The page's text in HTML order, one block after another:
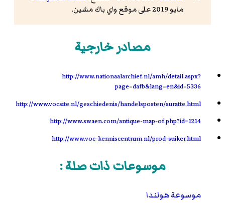
مايو 2019 على موقع واي باك مشين.
مصادر خارجية
http://www.nationaalarchief.nl/amh/detail.aspx?
page=dafb&lang=en&id=5336
http://www.vocsite.nl/geschiedenis/handelsposten/suratte.html
http://www.swaen.com/antique-map-of.php?id=1214
http://www.voc-kenniscentrum.nl/prod-suiker.html
موسوعات ذات صلة :
موسوعة هولندا